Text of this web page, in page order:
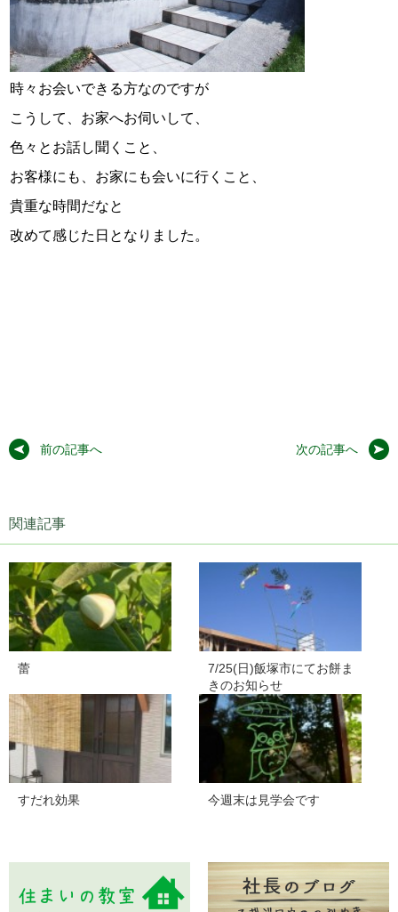
時々お会いできる方なのですが
こうして、お家へお伺いして、
色々とお話し聞くこと、
お客様にも、お家にも会いに行くこと、
貴重な時間だなと
改めて感じた日となりました。
前の記事へ 次の記事へ
関連記事
蕾
7/25(日)飯塚市にてお餅ま
きのお知らせ
すだれ効果 今週末は見学会です